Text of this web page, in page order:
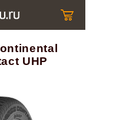
UHP